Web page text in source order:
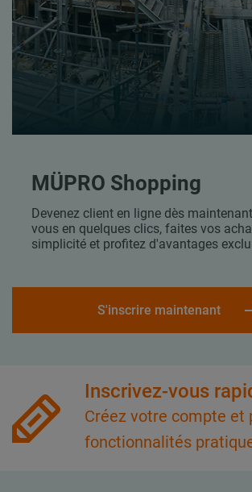
MÜPRO Shopping
Devenez client en ligne dès
vous en quelques clics, faites vos
simplicité et profitez d'avantages
S'inscrire maintenant
Inscrivez-vous
Créez votre compte et
fonctionnalités